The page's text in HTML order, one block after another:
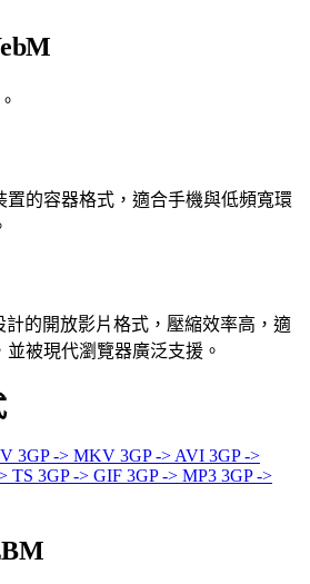
置的容器格式，適合手機與低頻寬環
計的開放影片格式，壓縮效率高，適
被現代瀏覽器廣泛支援。
3GP -> MKV 3GP -> AVI 3GP ->
TS 3GP -> GIF 3GP -> MP3 3GP ->